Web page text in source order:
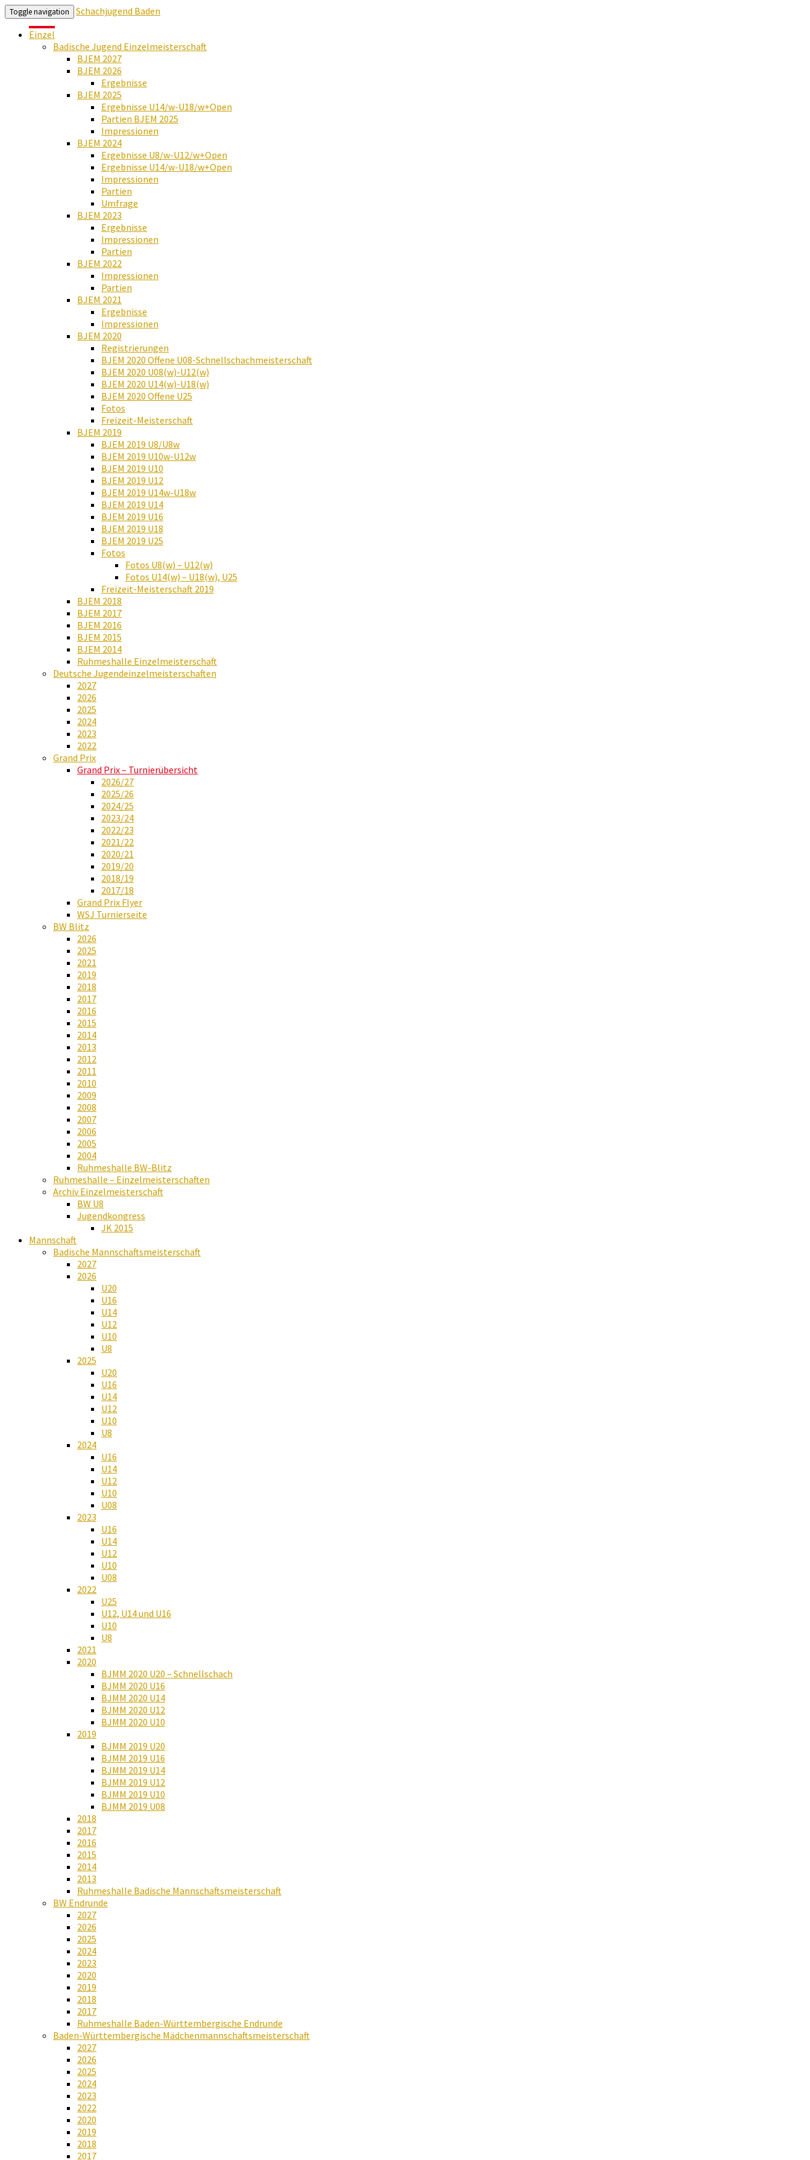
Toggle navigation
Schachjugend Baden
Einzel
Badische Jugend Einzelmeisterschaft
BJEM 2027
BJEM 2026
Ergebnisse
BJEM 2025
Ergebnisse U14/w-U18/w+Open
Partien BJEM 2025
Impressionen
BJEM 2024
Ergebnisse U8/w-U12/w+Open
Ergebnisse U14/w-U18/w+Open
Impressionen
Partien
Umfrage
BJEM 2023
Ergebnisse
Impressionen
Partien
BJEM 2022
Impressionen
Partien
BJEM 2021
Ergebnisse
Impressionen
BJEM 2020
Registrierungen
BJEM 2020 Offene U08-Schnellschachmeisterschaft
BJEM 2020 U08(w)-U12(w)
BJEM 2020 U14(w)-U18(w)
BJEM 2020 Offene U25
Fotos
Freizeit-Meisterschaft
BJEM 2019
BJEM 2019 U8/U8w
BJEM 2019 U10w-U12w
BJEM 2019 U10
BJEM 2019 U12
BJEM 2019 U14w-U18w
BJEM 2019 U14
BJEM 2019 U16
BJEM 2019 U18
BJEM 2019 U25
Fotos
Fotos U8(w) – U12(w)
Fotos U14(w) – U18(w), U25
Freizeit-Meisterschaft 2019
BJEM 2018
BJEM 2017
BJEM 2016
BJEM 2015
BJEM 2014
Ruhmeshalle Einzelmeisterschaft
Deutsche Jugendeinzelmeisterschaften
2027
2026
2025
2024
2023
2022
Grand Prix
Grand Prix – Turnierübersicht
2026/27
2025/26
2024/25
2023/24
2022/23
2021/22
2020/21
2019/20
2018/19
2017/18
Grand Prix Flyer
WSJ Turnierseite
BW Blitz
2026
2025
2021
2019
2018
2017
2016
2015
2014
2013
2012
2011
2010
2009
2008
2007
2006
2005
2004
Ruhmeshalle BW-Blitz
Ruhmeshalle – Einzelmeisterschaften
Archiv Einzelmeisterschaft
BW U8
Jugendkongress
JK 2015
Mannschaft
Badische Mannschaftsmeisterschaft
2027
2026
U20
U16
U14
U12
U10
U8
2025
U20
U16
U14
U12
U10
U8
2024
U16
U14
U12
U10
U08
2023
U16
U14
U12
U10
U08
2022
U25
U12, U14 und U16
U10
U8
2021
2020
BJMM 2020 U20 – Schnellschach
BJMM 2020 U16
BJMM 2020 U14
BJMM 2020 U12
BJMM 2020 U10
2019
BJMM 2019 U20
BJMM 2019 U16
BJMM 2019 U14
BJMM 2019 U12
BJMM 2019 U10
BJMM 2019 U08
2018
2017
2016
2015
2014
2013
Ruhmeshalle Badische Mannschaftsmeisterschaft
BW Endrunde
2027
2026
2025
2024
2023
2020
2019
2018
2017
Ruhmeshalle Baden-Württembergische Endrunde
Baden-Württembergische Mädchenmannschaftsmeisterschaft
2027
2026
2025
2024
2023
2022
2020
2019
2018
2017